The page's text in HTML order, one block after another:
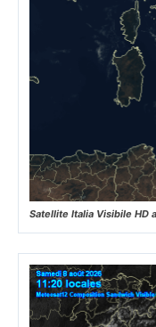
Satellite Italia Visibile HD